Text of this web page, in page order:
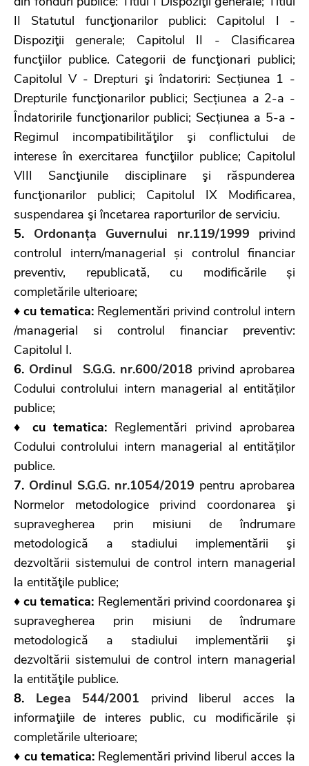
II Statutul funcţionarilor publici: Capitolul I -
Dispoziţii generale; Capitolul II - Clasificarea
funcţiilor publice. Categorii de funcţionari publici;
Capitolul V - Drepturi şi îndatoriri: Secțiunea 1 -
Drepturile funcţionarilor publici; Secțiunea a 2-a -
Îndatoririle funcţionarilor publici; Secțiunea a 5-a -
Regimul incompatibilităţilor şi conflictului de
interese în exercitarea funcţiilor publice; Capitolul
VIII Sancţiunile disciplinare şi răspunderea
funcţionarilor publici; Capitolul IX Modificarea,
suspendarea şi încetarea raporturilor de serviciu.
5. Ordonanța Guvernului nr.119/1999
privind
controlul intern/managerial și controlul financiar
preventiv, republicată, cu modificările și
completările ulterioare;
♦ cu tematica: Reglementări privind controlul intern
/managerial si controlul financiar preventiv:
Capitolul I.
6. Ordinul S.G.G. nr.600/2018 privind aprobarea
Codului controlului intern managerial al entităților
publice;
♦ cu tematica: Reglementări privind aprobarea
Codului controlului intern managerial al entităților
publice.
7. Ordinul S.G.G. nr.1054/2019 pentru aprobarea
Normelor metodologice privind coordonarea şi
supravegherea prin misiuni de îndrumare
metodologică a stadiului implementării şi
dezvoltării sistemului de control intern managerial
la entităţile publice;
♦ cu tematica: Reglementări privind coordonarea şi
supravegherea prin misiuni de îndrumare
metodologică a stadiului implementării şi
dezvoltării sistemului de control intern managerial
la entităţile publice.
8. Legea 544/2001 privind liberul acces la
informaţiile de interes public, cu modificările și
completările ulterioare;
♦ cu tematica: Reglementări privind liberul acces la